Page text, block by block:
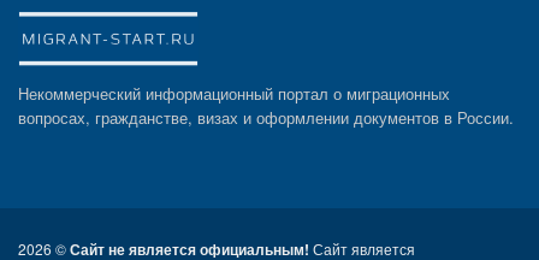
Некоммерческий информационный портал о миграционных
вопросах, гражданстве, визах и оформлении документов в России.
2026 ©Сайт не является официальным! Сайт является